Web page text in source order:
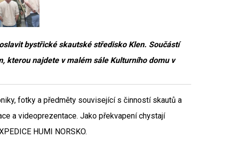
bystřické skautské středisko Klen. Součástí
kterou najdete v malém sále Kulturního domu v
fotky a předměty související s činností skautů a
a videoprezentace. Jako překvapení chystají
HUMI NORSKO.